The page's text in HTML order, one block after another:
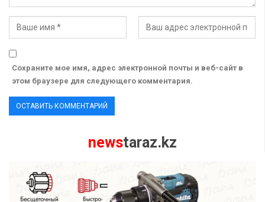
Сохраните мое имя, адрес электронной почты и веб-сайт в
этом браузере для следующего комментария.
newstaraz.kz